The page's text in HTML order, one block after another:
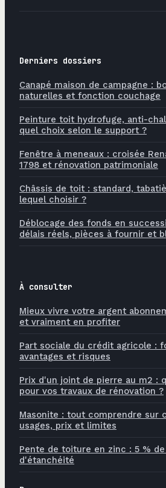
Derniers dossiers
Canapé maison de campagne :
naturelles et fonction couchage
Peinture toit hydrofuge, anti-
quel choix selon le support ?
Fenêtre à meneaux : croisée
1798 et rénovation patrimoniale
Châssis de toit : standard,
lequel choisir ?
Déblocage des fonds en
délais réels, pièces à fournir et
À consulter
Mieux vivre votre argent
et vraiment en profiter
Part sociale du crédit agricole :
avantages et risques
Prix d'un joint de pierre au m2 :
pour vos travaux de rénovation ?
Masonite : tout comprendre sur
usages, prix et limites
Pente de toiture en zinc : 5 %
d'étanchéité